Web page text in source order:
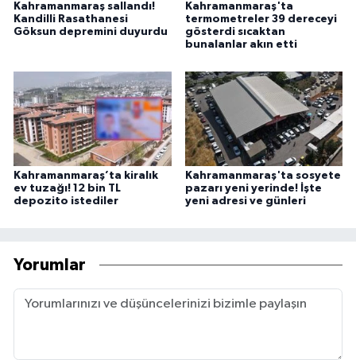
Kahramanmaraş sallandı!
Kandilli Rasathanesi
Göksun depremini duyurdu
Kahramanmaraş'ta
termometreler 39 dereceyi
gösterdi sıcaktan
bunalanlar akın etti
Kahramanmaraş’ta kiralık
ev tuzağı! 12 bin TL
depozito istediler
Kahramanmaraş'ta sosyete
pazarı yeni yerinde! İşte
yeni adresi ve günleri
Yorumlar